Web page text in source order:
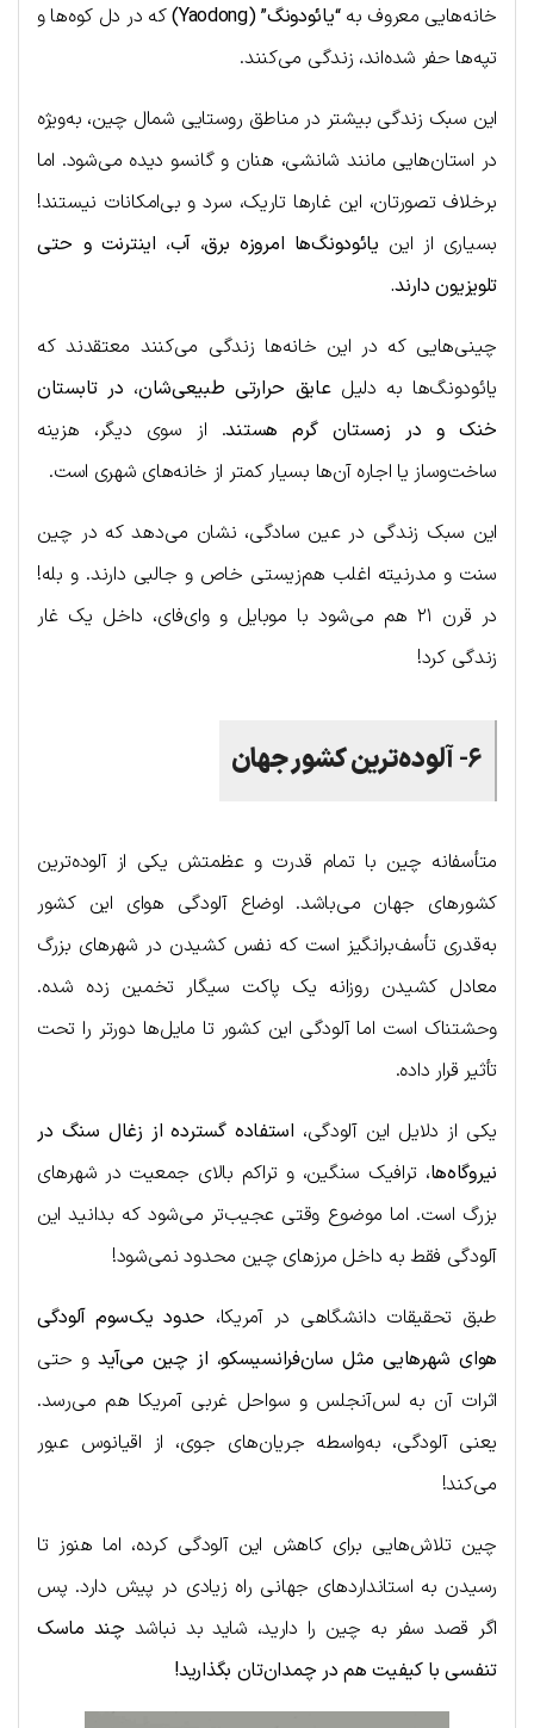
خانه‌هایی معروف به“یائودونگ” (Yaodong)
که در دل کوه‌ها و
تپه‌ها حفر شده‌اند، زندگی می‌کنند.
این سبک زندگی بیشتر در مناطق روستایی شمال چین، به‌ویژه
در استان‌هایی مانند شانشی، هنان و گانسو دیده می‌شود. اما
برخلاف تصورتان، این غارها تاریک، سرد و بی‌امکانات نیستند!
بسیاری از این یائودونگ‌ها امروزه برق، آب، اینترنت و حتی
تلویزیون دارند.
چینی‌هایی که در این خانه‌ها زندگی می‌کنند معتقدند که
یائودونگ‌ها به دلیلعایق حرارتی طبیعی‌شان، در تابستان
خنک و در زمستان گرم هستند. از سوی دیگر، هزینه
ساخت‌وساز یا اجاره آن‌ها بسیار کمتر از خانه‌های شهری است.
این سبک زندگی در عین سادگی، نشان می‌دهد که در چین
سنت و مدرنیته اغلب هم‌زیستی خاص و جالبی دارند. و بله!
در قرن ۲۱ هم می‌شود با موبایل و وای‌فای، داخل یک غار
زندگی کرد!
۶- آلوده‌ترین کشور جهان
متأسفانه چین با تمام قدرت و عظمتش یکی از آلوده‌ترین
کشورهای جهان می‌باشد. اوضاع آلودگی هوای این کشور
به‌قدری تأسف‌برانگیز است که نفس کشیدن در شهرهای بزرگ
معادل کشیدن روزانه یک پاکت سیگار تخمین زده شده.
وحشتناک است اما آلودگی این کشور تا مایل‌ها دورتر را تحت
تأثیر قرار داده.
یکی از دلایل این آلودگی، استفاده گسترده از زغال سنگ در
نیروگاه‌ها، ترافیک سنگین، و تراکم بالای جمعیت در شهرهای
بزرگ است. اما موضوع وقتی عجیب‌تر می‌شود که بدانید این
آلودگی فقط به داخل مرزهای چین محدود نمی‌شود!
طبق تحقیقات دانشگاهی در آمریکا، حدود یک‌سوم آلودگی
هوای شهرهایی مثل سان‌فرانسیسکو، از چین می‌آیدو حتی
اثرات آن به لس‌آنجلس و سواحل غربی آمریکا هم می‌رسد.
یعنی آلودگی، به‌واسطه جریان‌های جوی، از اقیانوس عبور
می‌کند!
چین تلاش‌هایی برای کاهش این آلودگی کرده، اما هنوز تا
رسیدن به استانداردهای جهانی راه زیادی در پیش دارد. پس
اگر قصد سفر به چین را دارید، شاید بد نباشد چند ماسک
تنفسی با کیفیت هم در چمدان‌تان بگذارید!